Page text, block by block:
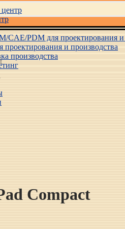
центр
CAE/PDM для проектирования и
проектирования и производства
производства
Compact